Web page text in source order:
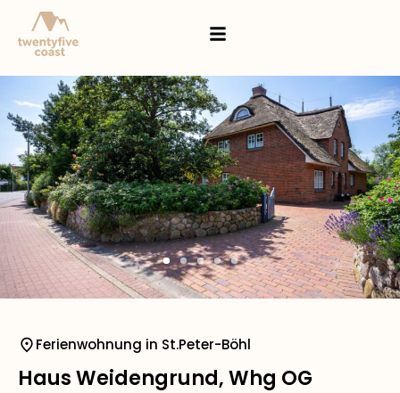
Ferienwohnung in St.Peter-Böhl
Haus Weidengrund, Whg OG